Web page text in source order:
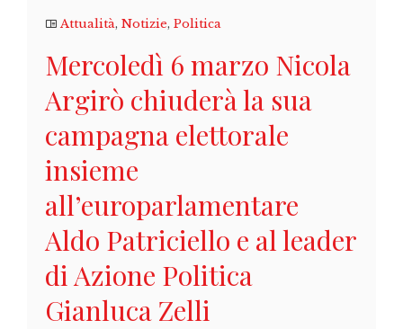
Attualità, Notizie, Politica
Mercoledì 6 marzo Nicola
Argirò chiuderà la sua
campagna elettorale
insieme
all’europarlamentare
Aldo Patriciello e al leader
di Azione Politica
Gianluca Zelli